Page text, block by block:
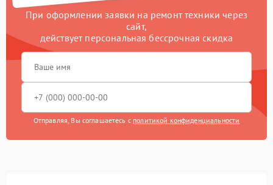
При оформлении заявки на ремонт техники через
сайт,
действует персональная бессрочная скидка
Отправляя, Вы соглашаетесь с политикой конфиденциальности